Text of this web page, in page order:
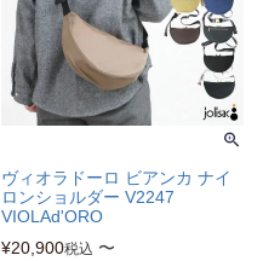
ヴィオラドーロ ビアンカ ナイ
ロンショルダー V2247
VIOLAd'ORO
¥20,900税込 〜